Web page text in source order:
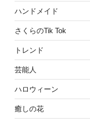
ハンドメイド
さくらのTik Tok
トレンド
芸能人
ハロウィーン
癒しの花